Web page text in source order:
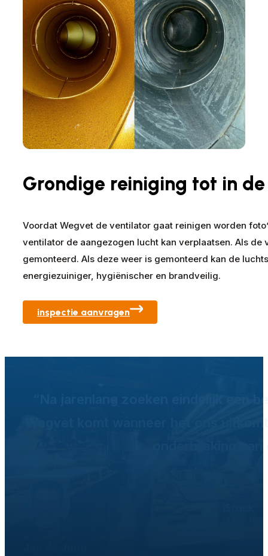
Grondige reiniging tot in
Voordat Wegvet de ventilator gaat reinigen worden
ventilator de aangezogen lucht kan verplaatsen. Als
gemonteerd. Als deze weer is gemonteerd kan de
energiezuiniger, hygiënischer en brandveilig.
inspectie aanvragen